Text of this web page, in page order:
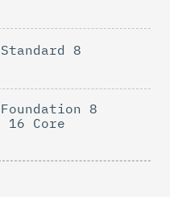
8
Foundation 8
Core